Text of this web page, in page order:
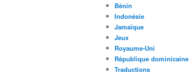
Bénin
Indonésie
Jamaïque
Jeux
Royaume-Uni
République dominicaine
Traductions